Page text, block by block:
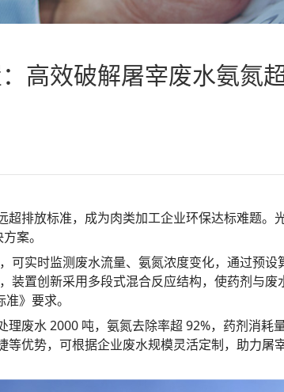
高效破解屠宰废水氨氮超
排放标准，成为肉类加工企业环保达标难题。
案。
可实时监测废水流量、氨氮浓度变化，通过预
装置创新采用多段式混合反应结构，使药剂与
》要求。
废水 2000 吨，氨氮去除率超 92%，药剂消耗
优势，可根据企业废水规模灵活定制，助力